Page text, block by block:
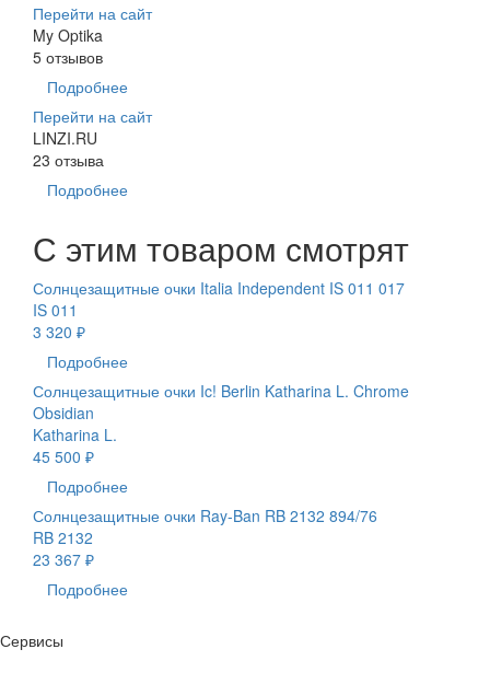
Перейти на сайт
My Optika
5 отзывов
Подробнее
Перейти на сайт
LINZI.RU
23 отзыва
Подробнее
С этим товаром смотрят
Солнцезащитные очки Italia Independent IS 011 017
IS 011
3 320 ₽
Подробнее
Солнцезащитные очки Ic! Berlin Katharina L. Chrome
Obsidian
Katharina L.
45 500 ₽
Подробнее
Солнцезащитные очки Ray-Ban RB 2132 894/76
RB 2132
23 367 ₽
Подробнее
Сервисы